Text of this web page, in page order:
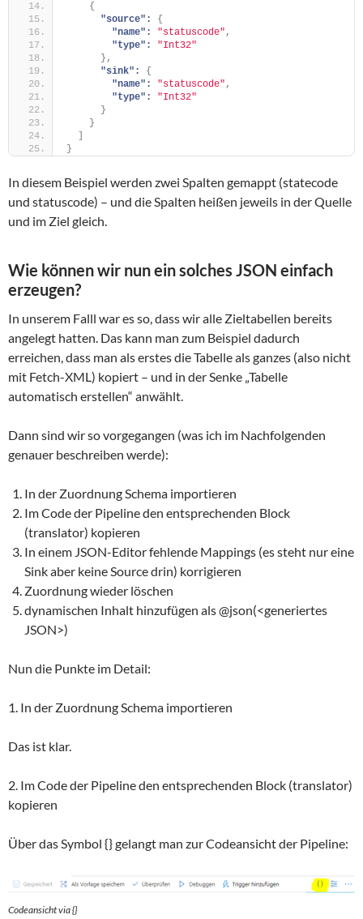
{
"source":
{
"name":
"statuscode" ,
"type":
"Int32"
} ,
"sink":
{
"name":
"statuscode" ,
"type":
"Int32"
}
}
]
}
In diesem Beispiel werden zwei Spalten gemappt (statecode
und statuscode) – und die Spalten heißen jeweils in der Quelle
und im Ziel gleich.
Wie können wir nun ein solches JSON einfach
erzeugen?
In unserem Falll war es so, dass wir alle Zieltabellen bereits
angelegt hatten. Das kann man zum Beispiel dadurch
erreichen, dass man als erstes die Tabelle als ganzes (also nicht
mit Fetch-XML) kopiert – und in der Senke „Tabelle
automatisch erstellen“ anwählt.
Dann sind wir so vorgegangen (was ich im Nachfolgenden
genauer beschreiben werde):
In der Zuordnung Schema importieren
Im Code der Pipeline den entsprechenden Block
(translator) kopieren
In einem JSON-Editor fehlende Mappings (es steht nur eine
Sink aber keine Source drin) korrigieren
Zuordnung wieder löschen
dynamischen Inhalt hinzufügen als @json(<generiertes
JSON>)
Nun die Punkte im Detail:
1. In der Zuordnung Schema importieren
Das ist klar.
2. Im Code der Pipeline den entsprechenden Block (translator)
kopieren
Über das Symbol {} gelangt man zur Codeansicht der Pipeline:
Codeansicht via {}